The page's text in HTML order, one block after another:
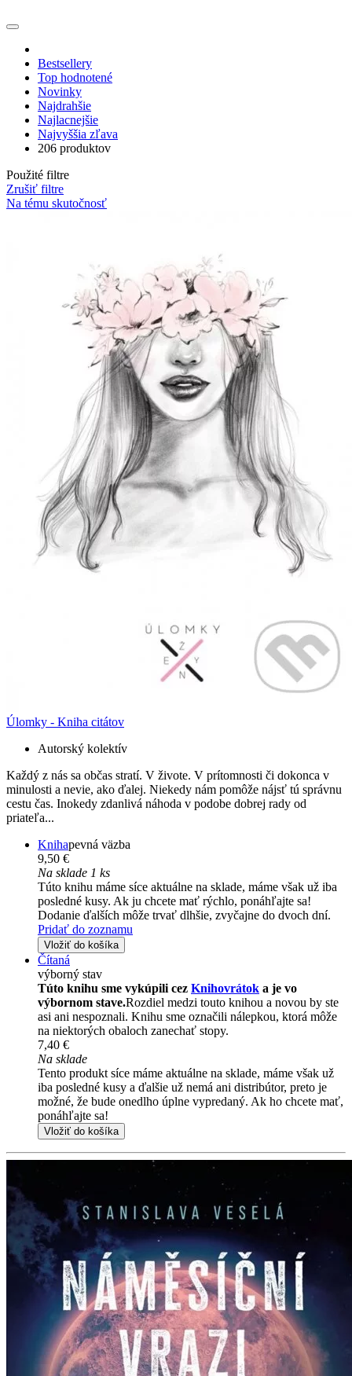
Bestsellery
Top hodnotené
Novinky
Najdrahšie
Najlacnejšie
Najvyššia zľava
206 produktov
Použité filtre
Zrušiť filtre
Na tému skutočnosť
Úlomky - Kniha citátov
Autorský kolektív
Každý z nás sa občas stratí. V živote. V prítomnosti či dokonca v
minulosti a nevie, ako ďalej. Niekedy nám pomôže nájsť tú správnu
cestu čas. Inokedy zdanlivá náhoda v podobe dobrej rady od
priateľa...
Knihapevná väzba
9,50 €
Na sklade 1 ks
Túto knihu máme síce aktuálne na sklade, máme však už iba
posledné kusy. Ak ju chcete mať rýchlo, ponáhľajte sa!
Dodanie ďalších môže trvať dlhšie, zvyčajne do dvoch dní.
Pridať do zoznamu
Vložiť do košíka
Čítaná
výborný stav
Túto knihu sme vykúpili cez Knihovrátok a je vo
výbornom stave.Rozdiel medzi touto knihou a novou by ste
asi ani nespoznali. Knihu sme označili nálepkou, ktorá môže
na niektorých obaloch zanechať stopy.
7,40 €
Na sklade
Tento produkt síce máme aktuálne na sklade, máme však už
iba posledné kusy a ďalšie už nemá ani distribútor, preto je
možné, že bude onedlho úplne vypredaný. Ak ho chcete mať,
ponáhľajte sa!
Vložiť do košíka